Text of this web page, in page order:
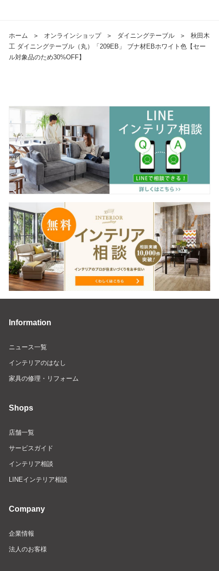
ホーム ＞ オンラインショップ ＞ ダイニングテーブル ＞
秋田木
工 ダイニングテーブル（丸）「209EB」 ブナ材EBホワイト色【セー
ル対象品のため30%OFF】
Information
ニュース一覧
インテリアのはなし
家具の修理・リフォーム
Shops
店舗一覧
サービスガイド
インテリア相談
LINEインテリア相談
Company
企業情報
法人のお客様